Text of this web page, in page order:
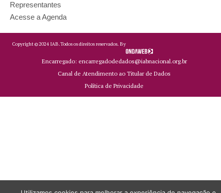
Representantes
Acesse a Agenda
Copyright ©2024 IAB.Todos os direitos reservados. By
Encarregado: encarregadodedados@iabnacional.org.br
Canal de Atendimento ao Titular de Dados
Política de Privacidade